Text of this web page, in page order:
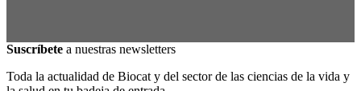
Suscríbete a nuestras newsletters
Toda la actualidad de Biocat y del sector de las ciencias de la vida y